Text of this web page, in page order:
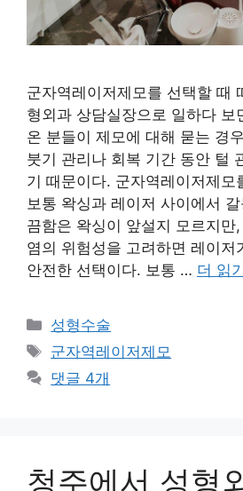
군자역레이저제모를 선택할 때
형외과 상담실장으로 일하다 보
온 분들이 제모에 대해 묻는 경
붓기 관리나 회복 기간 동안 털
기 때문이다. 군자역레이저제모
보통 왁싱과 레이저 사이에서
끔함은 왁싱이 앞설지 모르지만
염의 위험성을 고려하면 레이저
안전한 선택이다. 보통 … 더 읽
카
테
리
성형수술
태
그
군자역레이저제모
댓글 4개
청주에서 성형